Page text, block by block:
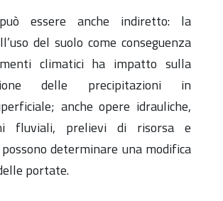
essere anche indiretto: la
del suolo come conseguenza
climatici ha impatto sulla
delle precipitazioni in
anche opere idrauliche,
fluviali,
prelievi di risorsa e
determinare una modifica
portate.